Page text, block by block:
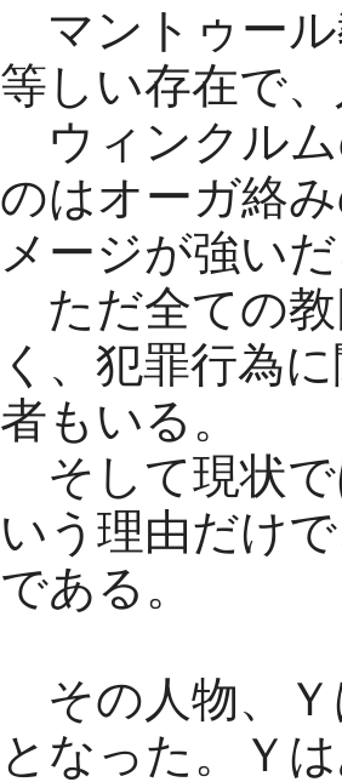
マントゥール
等しい存在で
ウィンクルム
のはオーガ絡
メージが強いだ
ただ全ての教
く、犯罪行為
者もいる。
そして現状で
いう理由だけ
である。
その人物、Ｙ
となった。Ｙ